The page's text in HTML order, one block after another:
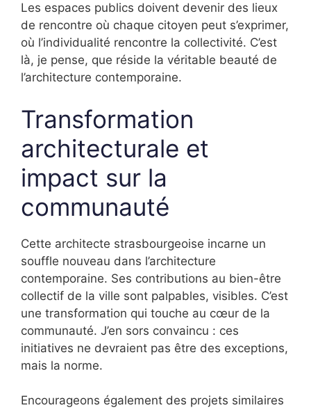
Les espaces publics doivent devenir des lieux
de rencontre où chaque citoyen peut s’exprimer,
où l’individualité rencontre la collectivité. C’est
là, je pense, que réside la véritable beauté de
l’architecture contemporaine.
Transformation
architecturale et
impact sur la
communauté
Cette architecte strasbourgeoise incarne un
souffle nouveau dans l’architecture
contemporaine. Ses contributions au bien-être
collectif de la ville sont palpables, visibles. C’est
une transformation qui touche au cœur de la
communauté. J’en sors convaincu : ces
initiatives ne devraient pas être des exceptions,
mais la norme.
Encourageons également des projets similaires